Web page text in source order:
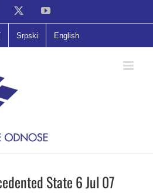
Facebook YouTube
Srpski English
State 6 Jul 07